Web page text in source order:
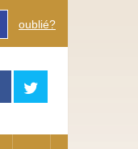
oublié?